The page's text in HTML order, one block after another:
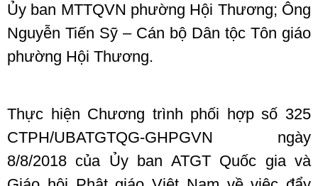
Ủy ban MTTQVN phường Hội Thương; Ông
Nguyễn Tiến Sỹ – Cán bộ Dân tộc Tôn giáo
phường Hội Thương.
Thực hiện Chương trình phối hợp số 325
CTPH/UBATGTQG-GHPGVN ngày
8/8/2018 của Ủy ban ATGT Quốc gia và